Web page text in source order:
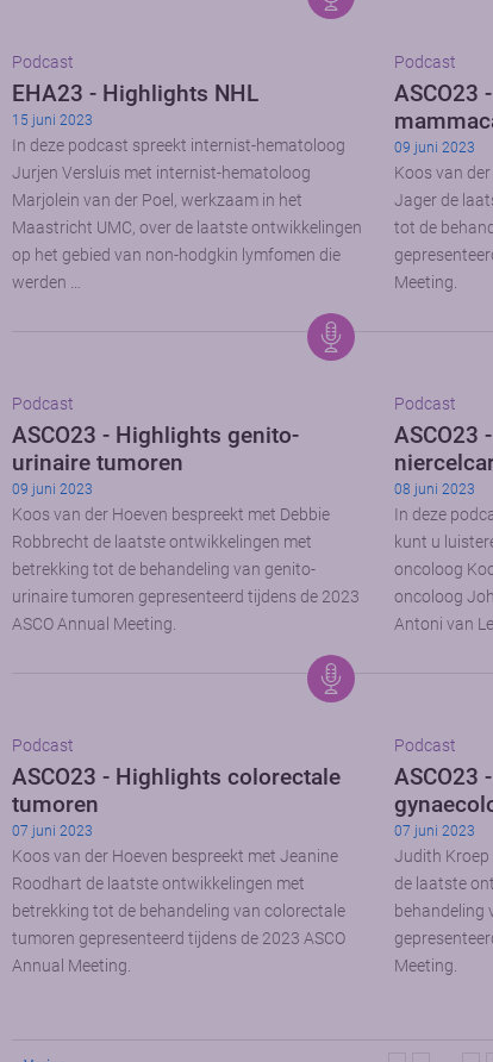
Podcast
EHA23 - Highlights NHL
15 juni 2023
In deze podcast spreekt internist-hematoloog
Jurjen Versluis met internist-hematoloog
Marjolein van der Poel, werkzaam in het
Maastricht UMC, over de laatste ontwikkelingen
op het gebied van non-hodgkin lymfomen die
werden …
Podcast
ASCO23
09 juni 2023
Koos van
Jager de
tot de
Meeting.
Podcast
ASCO23 - Highlights genito-
urinaire tumoren
09 juni 2023
Koos van der Hoeven bespreekt met Debbie
Robbrecht de laatste ontwikkelingen met
betrekking tot de behandeling van genito-
urinaire tumoren gepresenteerd tijdens de 2023
ASCO Annual Meeting.
Podcast
ASCO23
08 juni 2023
In deze
kunt u
oncoloog
oncoloog
Antoni van
Podcast
ASCO23 - Highlights colorectale
tumoren
07 juni 2023
Koos van der Hoeven bespreekt met Jeanine
Roodhart de laatste ontwikkelingen met
betrekking tot de behandeling van colorectale
tumoren gepresenteerd tijdens de 2023 ASCO
Annual Meeting.
Podcast
ASCO23
07 juni 2023
Judith Kroep
de laatste
behandeling
Meeting.